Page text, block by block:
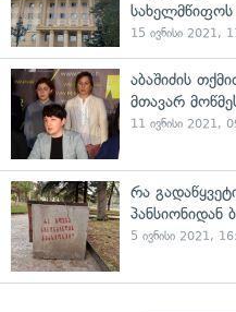
სახელმწიფოს
15 ივნისი 2021,
აბაშიძის
მთავარ
11 ივნისი 2021,
რა
პანსიონიდან
5 ივნისი 2021,